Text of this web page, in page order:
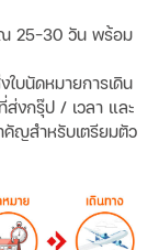
ณ 25-30 วัน พร้อม
บนัดหมายการเดิน
ส่งกรุ๊ป / เวลา และ
ญสำหรับเตรียมตัว